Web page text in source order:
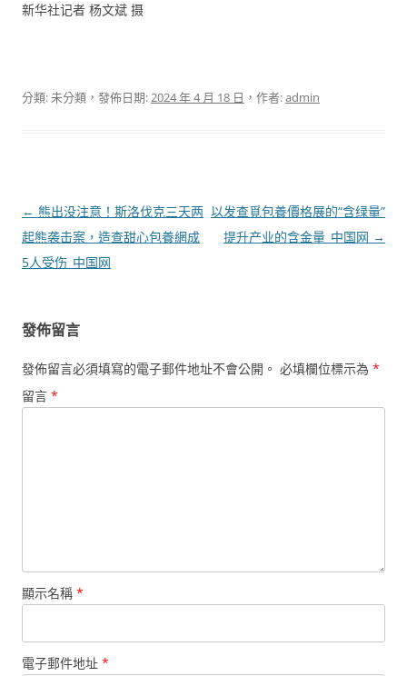
新华社记者 杨文斌 摄
分類: 未分類，發佈日期:2024 年 4 月 18 日 ，作者:admin
文
章
導
← 熊出没注意！斯洛伐克三天两
起熊袭击案，造查甜心包養網成
5人受伤_中国网
以发查覓包養價格展的“含绿量”
提升产业的含金量_中国网 →
發佈留言
發佈留言必須填寫的電子郵件地址不會公開。 必填欄位標示為 *
留言 *
顯示名稱 *
電子郵件地址 *